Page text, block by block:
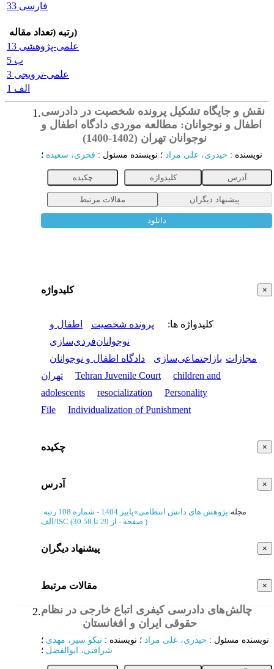
فارسی 33
رتبه (تعداد مقاله)
علمی-پژوهشی 13
ب 5
علمی-ترویجی 3
الف 1
1.نقش و جایگاه تشکیل پرونده شخصیت در دادرسی
اطفال و نوجوانان: مطالعه موردی دادگاه اطفال و
نوجوانان تهران (1402-1400)
نویسنده : حیدری، علی مراد ؛ نویسنده مسئول : فخری، سعیده ؛
چکیده کلیدواژه آدرس
مقالات مرتبط پیشنهاد دیگران
دانلود
× کلیدواژه
کلیدواژه ها: پرونده شخصیت
اطفال و
نوجوانانفردی‌‌سازی
مجازات بازاجتماعی‌سازی
دادگاه اطفال و نوجوانان
تهران
Tehran Juvenile Court
children and
adolescents
resocialization
Personality
File
Individualization of Punishment
× چکیده
× آدرس
مجله:پژوهش های دانش انتظامی»پاییز 1404 - شماره 108
رتبه:
الف/ISC
(‎30 صفحه - )
× پیشنهاد دیگران
× مقالات مرتبط
2.چالش‌های دادرسی کیفری اتباع خارجی در نظام
حقوقی ایران و افغانستان
نویسنده مسئول : حیدری، علی مراد ؛ نویسنده : نیکو سیر، مهدی ؛
شرافتی، ابوالفضل ؛